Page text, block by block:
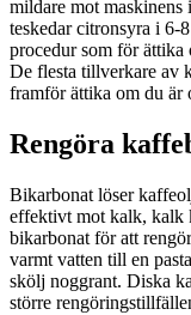
mildare mot
teskedar citronsyra i 6-
procedur som för ättika
De flesta tillverkare av
framför ättika om du är
Rengöra
Bikarbonat löser
effektivt mot kalk, kalk
bikarbonat för att
varmt vatten till en
skölj noggrant. Diska
större